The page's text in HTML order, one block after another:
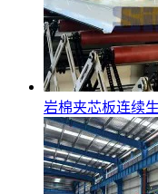
岩棉夹芯板连续